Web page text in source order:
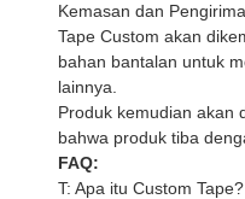
Kemasan dan
Tape Custom akan
bahan bantalan untuk
lainnya.
Produk kemudian akan
bahwa produk tiba
FAQ:
T: Apa itu Custom Tape?